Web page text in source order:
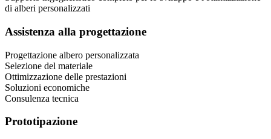
di alberi personalizzati
Assistenza alla progettazione
Progettazione albero personalizzata
Selezione del materiale
Ottimizzazione delle prestazioni
Soluzioni economiche
Consulenza tecnica
Prototipazione